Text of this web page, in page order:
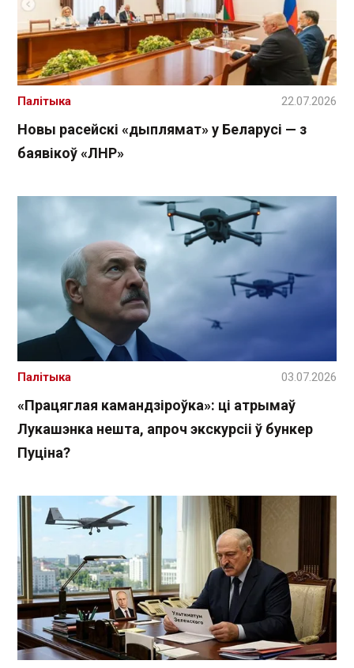
Новы расейскі «дыплямат» у Беларусі — з
баявікоў «ЛНР»
Палітыка 22.07.2026
«Працяглая камандзіроўка»: ці атрымаў
Лукашэнка нешта, апроч экскурсіі ў бункер
Пуціна?
Палітыка 03.07.2026